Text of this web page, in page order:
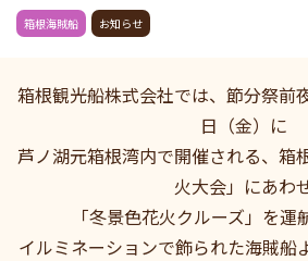
箱根海賊船 お知らせ
箱根観光船株式会社では、節分祭前
日（金）に
芦ノ湖元箱根湾内で開催される、箱
火大会」にあわ
「冬景色花火クルーズ」を運
イルミネーションで飾られた海賊船